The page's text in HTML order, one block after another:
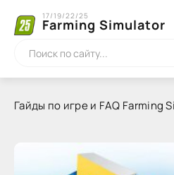
Farming Simulator
17/19/22/25
Гайды по игре и FAQ Farming